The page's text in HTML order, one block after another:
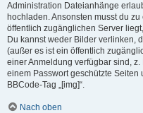
Administration Dateianhänge
hochladen. Ansonsten musst du
öffentlich zugänglichen Server
Du kannst weder Bilder verlinken,
(außer es ist ein öffentlich
einer Anmeldung verfügbar sind,
einem Passwort geschützte Seiten
BBCode-Tag „[img]“.
Nach oben